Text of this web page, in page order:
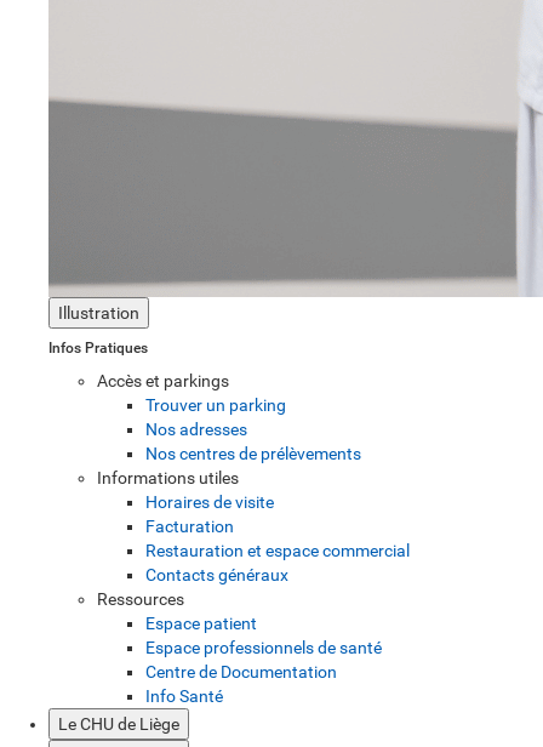
Illustration
Infos Pratiques
Accès et parkings
Trouver un parking
Nos adresses
Nos centres de prélèvements
Informations utiles
Horaires de visite
Facturation
Restauration et espace commercial
Contacts généraux
Ressources
Espace patient
Espace professionnels de santé
Centre de Documentation
Info Santé
Le CHU de Liège